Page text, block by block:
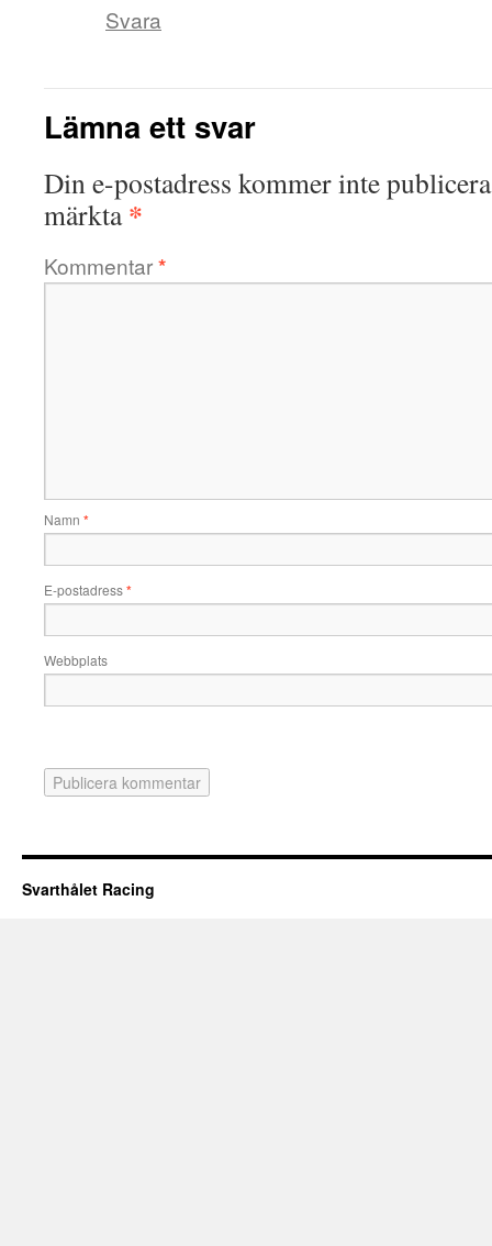
Svara
Lämna ett svar
Din e-postadress kommer inte
märkta*
Kommentar*
Namn *
E-postadress*
Webbplats
Svarthålet Racing